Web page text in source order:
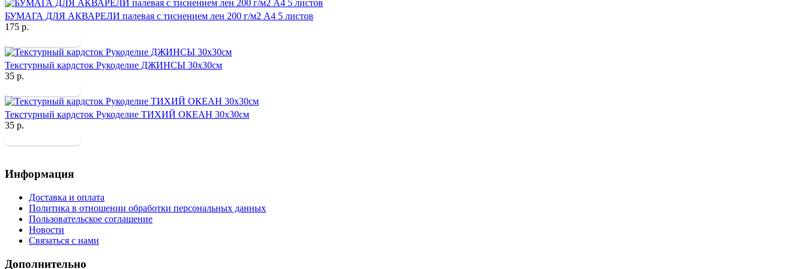
БУМАГА ДЛЯ АКВАРЕЛИ палевая с тиснением лен 200 г/м2 А4 5 листов
175 р.
Текстурный кардсток Рукоделие ДЖИНСЫ 30х30см
35 р.
Текстурный кардсток Рукоделие ТИХИЙ ОКЕАН 30х30см
35 р.
Информация
Доставка и оплата
Политика в отношении обработки персональных данных
Пользовательское соглашение
Новости
Связаться с нами
Дополнительно